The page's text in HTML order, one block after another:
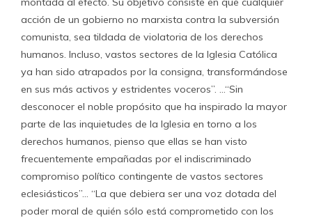
acción de un gobierno no marxista contra la subversión
comunista, sea tildada de violatoria de los derechos
humanos. Incluso, vastos sectores de la Iglesia Católica
ya han sido atrapados por la consigna, transformándose
en sus más activos y estridentes voceros”. …“Sin
desconocer el noble propósito que ha inspirado la mayor
parte de las inquietudes de la Iglesia en torno a los
derechos humanos, pienso que ellas se han visto
frecuentemente empañadas por el indiscriminado
compromiso político contingente de vastos sectores
eclesiásticos”… “La que debiera ser una voz dotada del
poder moral de quién sólo está comprometido con los